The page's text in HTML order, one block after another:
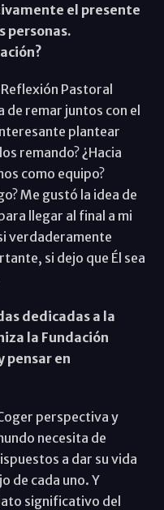
el presente
personas.
Pastoral
remar juntos con el
plantear
remando? ¿Hacia
como equipo?
Me gustó la idea de
llegar al final a mi
verdaderamente
si dejo que Él sea
dedicadas a la
la Fundación
pensar en
perspectiva y
necesita de
a dar su vida
de cada uno. Y
significativo del